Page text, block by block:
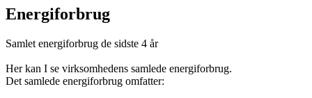
Energiforbrug
Samlet energiforbrug de sidste 4 år
Her kan I se virksomhedens samlede energiforbrug.
Det samlede energiforbrug omfatter: